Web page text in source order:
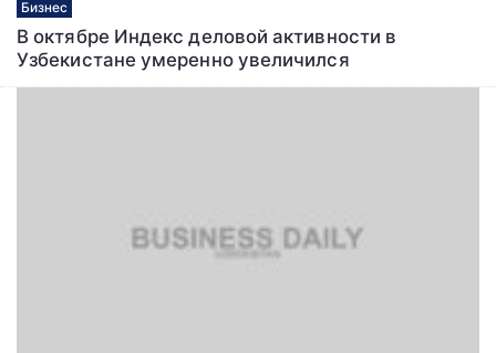
Бизнес
В октябре Индекс деловой активности в
Узбекистане умеренно увеличился